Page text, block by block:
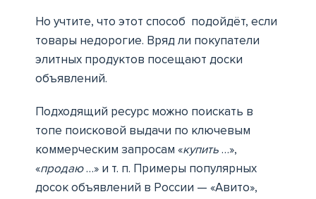
Но учтите, что этот способ подойдёт, если
товары недорогие. Вряд ли покупатели
элитных продуктов посещают доски
объявлений.
Подходящий ресурс можно поискать в
топе поисковой выдачи по ключевым
коммерческим запросам «купить…»,
«продаю…» и т. п. Примеры популярных
досок объявлений в России — «Авито»,